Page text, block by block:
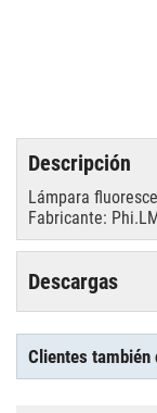
Descripción
Lámpara
Fabricante:
Descargas
Clientes también